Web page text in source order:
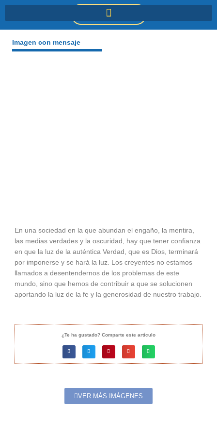
DONACIONES
Imagen con mensaje
En una sociedad en la que abundan el engaño, la mentira,
las medias verdades y la oscuridad, hay que tener confianza
en que la luz de la auténtica Verdad, que es Dios, terminará
por imponerse y se hará la luz. Los creyentes no estamos
llamados a desentendernos de los problemas de este
mundo, sino que hemos de contribuir a que se solucionen
aportando la luz de la fe y la generosidad de nuestro trabajo.
¿Te ha gustado? Comparte este artículo
VER MÁS IMÁGENES